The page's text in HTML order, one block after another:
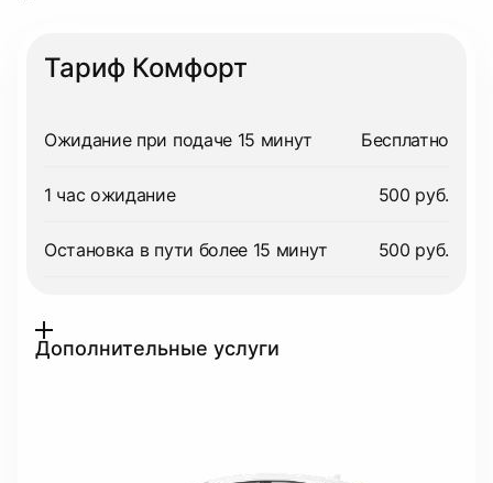
Тариф Комфорт
Ожидание при подаче 15 минут Бесплатно
1 час ожидание 500 руб.
Остановка в пути более 15 минут 500 руб.
Дополнительные услуги